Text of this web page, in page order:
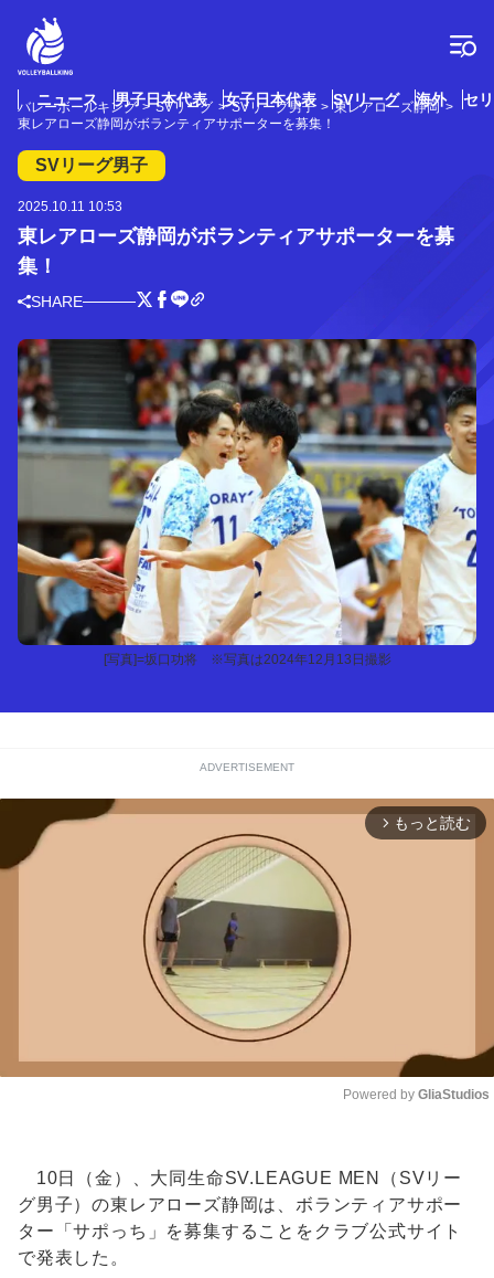
ニュース 男子日本代表 女子日本代表 SVリーグ 海外 セ
バレーボールキング SVリーグ SVリーグ男子
東レアローズ静岡
東レアローズ静岡がボランティアサポーターを募集！
SVリーグ男子
2025.10.11 10:53
東レアローズ静岡がボランティアサポーターを募
集！
SHARE
[写真]=坂口功将 ※写真は2024年12月13日撮影
ADVERTISEMENT
arrow_forward_ios もっと読む
Powered by GliaStudios
10日（金）、大同生命SV.LEAGUE MEN（SVリー
グ男子）の東レアローズ静岡は、ボランティアサポー
ター「サポっち」を募集することをクラブ公式サイト
で発表した。